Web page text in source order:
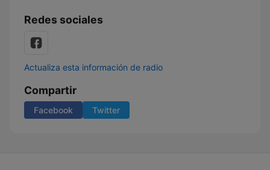
Redes sociales
Actualiza esta información de radio
Compartir
Facebook Twitter